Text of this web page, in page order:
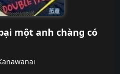
một anh chàng có